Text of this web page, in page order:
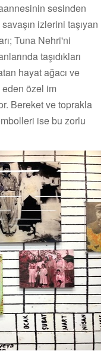
sesinden
izlerini taşıyan
Tuna Nehri'ni
taşıdıkları
hayat ağacı ve
özel im
Bereket ve toprakla
ise bu zorlu